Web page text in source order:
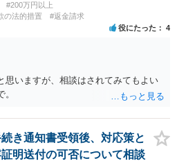
#200万円以上
の法的措置 #返金請求
役にたった 4
思いますが、相談はされてみてもよい
き通知書受領後、対応策と
明送付の可否について相談